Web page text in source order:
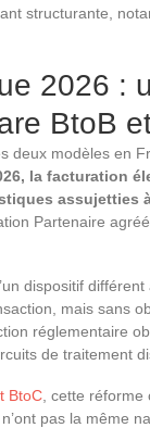
structurante,
2026 :
BtoB
deux modèles en
la facturation
assujetties
Partenaire
dispositif différent
mais sans
réglementaire
de traitement
BtoC , cette
pas la même